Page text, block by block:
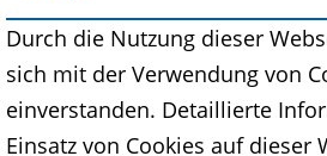
Durch die Nutzung dieser
sich mit der Verwendung von
einverstanden. Detaillierte
Einsatz von Cookies auf dieser